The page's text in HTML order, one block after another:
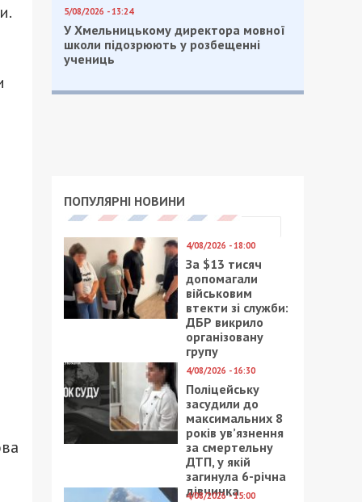
5/08/2026 - 13:24
У Хмельницькому директора мовної
школи підозрюють у розбещенні
учениць
ПОПУЛЯРНІ НОВИНИ
4/08/2026 - 18:00
За $13 тисяч
допомагали
військовим
втекти зі служби:
ДБР викрило
організовану
групу
4/08/2026 - 16:30
Поліцейську
засудили до
максимальних 8
років ув’язнення
за смертельну
ДТП, у якій
загинула 6-річна
дівчинка
4/08/2026 - 15:00